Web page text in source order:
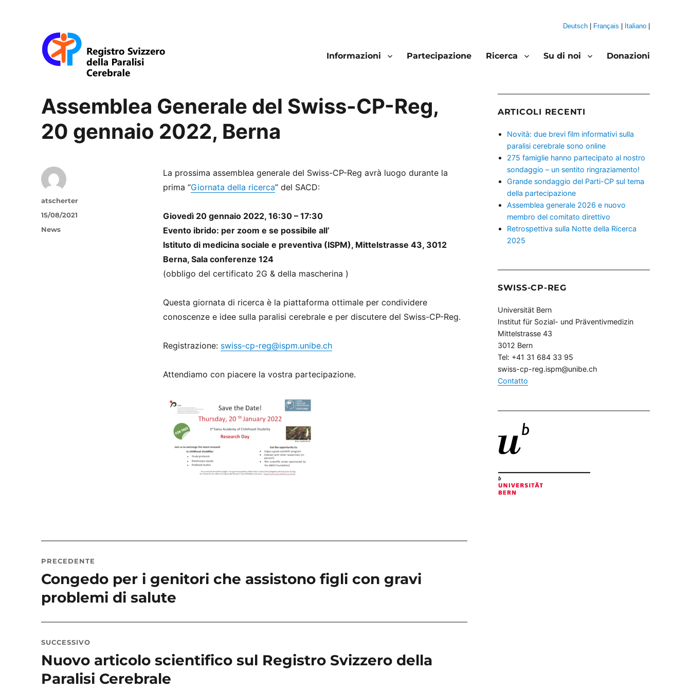
Deutsch| Français Italiano|
Swiss-CP-Reg
Informazioni Partecipazione Ricerca Su di noi Donazioni
Assemblea Generale del Swiss-CP-Reg,
20 gennaio 2022, Berna
La prossima assemblea generale del Swiss-CP-Reg avrà luogo durante la
prima “Giornata della ricerca” del SACD:
Giovedì 20 gennaio 2022, 16:30 – 17:30
Evento ibrido: per zoom e se possibile all’
Istituto di medicina sociale e preventiva (ISPM), Mittelstrasse 43, 3012
Berna, Sala conferenze 124
(obbligo del certificato 2G & della mascherina )
Questa giornata di ricerca è la piattaforma ottimale per condividere
conoscenze e idee sulla paralisi cerebrale e per discutere del Swiss-CP-Reg.
Registrazione: swiss-cp-reg@ispm.unibe.ch
Attendiamo con piacere la vostra partecipazione.
Autore
atscherter
Pubblicato
15/08/2021
Categorie
News
articoli
PRECEDENTE
Articolo
precedente:
Congedo per i genitori che assistono figli con gravi
problemi di salute
SUCCESSIVO
Articolo
successivo:
Nuovo articolo scientifico sul Registro Svizzero della
Paralisi Cerebrale
ARTICOLI RECENTI
Novità: due brevi film informativi sulla
paralisi cerebrale sono online
275 famiglie hanno partecipato al nostro
sondaggio – un sentito ringraziamento!
Grande sondaggio del Parti-CP sul tema
della partecipazione
Assemblea generale 2026 e nuovo
membro del comitato direttivo
Retrospettiva sulla Notte della Ricerca
2025
SWISS-CP-REG
Universität Bern
Institut für Sozial- und Präventivmedizin
Mittelstrasse 43
3012 Bern
Tel: +41 31 684 33 95
swiss-cp-reg.ispm@unibe.ch
Contatto